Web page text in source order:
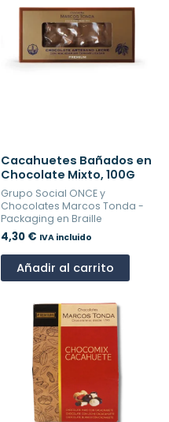
Cacahuetes Bañados en
Chocolate Mixto, 100G
Grupo Social ONCE y
Chocolates Marcos Tonda -
Packaging en Braille
4,30 € IVA incluido
Añadir al carrito